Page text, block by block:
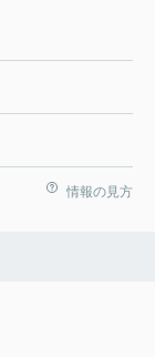
情報の見方